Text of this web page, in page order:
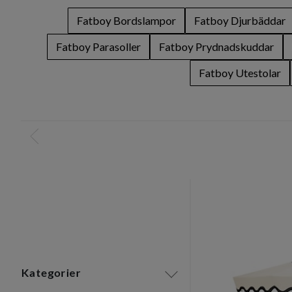
Fatboy Bordslampor Fatboy Djurbäddar
Fatboy Parasoller
Fatboy Prydnadskuddar
Fatboy Utestolar
Kategorier